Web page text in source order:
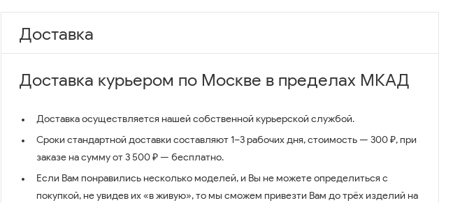
Доставка
Доставка курьером по Москве в пределах МКАД
Доставка осуществляется нашей собственной курьерской службой.
Сроки стандартной доставки составляют 1–3 рабочих дня, стоимость — 300 ₽, при
заказе на сумму от 3 500 ₽ — бесплатно.
Если Вам понравились несколько моделей, и Вы не можете определиться с
покупкой, не увидев их «в живую», то мы сможем привезти Вам до трёх изделий на